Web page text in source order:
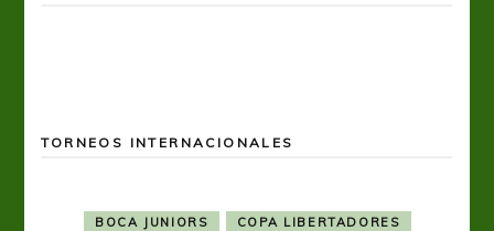
TORNEOS INTERNACIONALES
BOCA JUNIORS COPA LIBERTADORES